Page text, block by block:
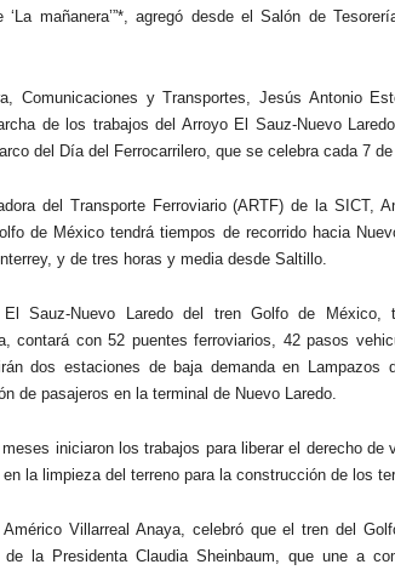
mañanera’”*, agregó desde el Salón de
Comunicaciones y Transportes, Jesús Antonio
de los trabajos del Arroyo El Sauz-Nuevo
del Día del Ferrocarrilero, que se celebra cada 7
del Transporte Ferroviario (ARTF) de la SICT,
de México tendrá tiempos de recorrido hacia
y de tres horas y media desde Saltillo.
Sauz-Nuevo Laredo del tren Golfo de México,
contará con 52 puentes ferroviarios, 42 pasos
dos estaciones de baja demanda en Lampazos
de pasajeros en la terminal de Nuevo Laredo.
iniciaron los trabajos para liberar el derecho de
la limpieza del terreno para la construcción de los
Américo Villarreal Anaya, celebró que el tren del
la Presidenta Claudia Sheinbaum, que une a